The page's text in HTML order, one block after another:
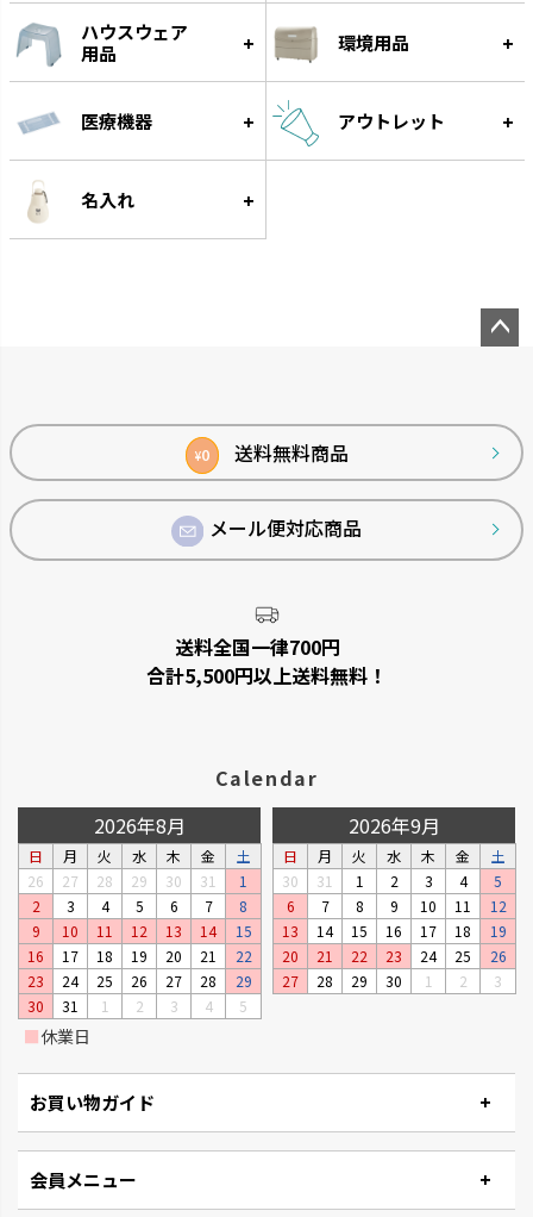
ハウスウェア
用品
環境用品
医療機器 アウトレット
名入れ
¥0 送料無料商品
メール便対応商品
送料全国一律700円
合計5,500円以上送料無料！
Calendar
2026年8月
日 月 火 水 木 金
土
26
27 28 29 30 31
1
2
3 4 5 6 7
8
9
10 11 12 13 14
15
16
17 18 19 20 21
22
23
24 25 26 27 28
29
30
31 1 2 3 4 5
2026年9月
日 月 火 水 木 金
土
30
31 1 2 3 4
5
6
7 8 9 10 11
12
13
14 15 16 17 18
19
20
21 22 23 24 25
26
27
28 29 30 1 2 3
■休業日
お買い物ガイド
会員メニュー
ップ
へ